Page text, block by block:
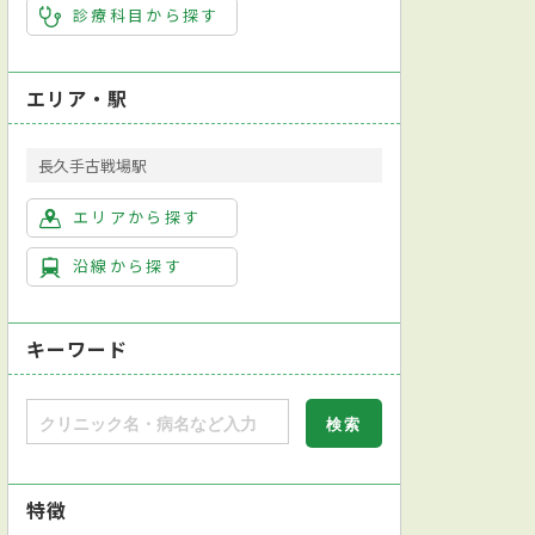
診療科目から探す
エリア・駅
長久手古戦場駅
エリアから探す
沿線から探す
キーワード
特徴